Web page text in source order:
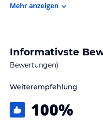
Die Lage des Hotels
Berges Pilion und bietet daher
Bucht. Die Lage ist ideal für
die Aktivitäten am Meer
Beispiel Wassersport und
bevorzugen, bietet das nahe
erstklassige Skimöglichkeiten.
Mehr anzeigen
Informativste
Bewertungen)
Weiterempfehlung
100%